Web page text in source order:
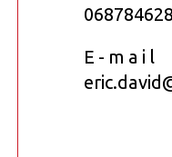
E-mail